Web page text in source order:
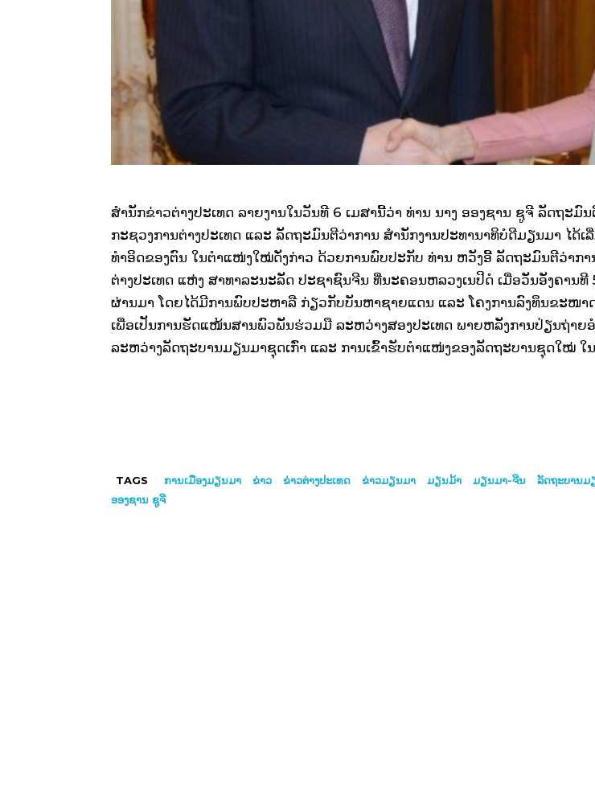
ສຳນັກຂ່າວຕ່າງປະເທດ ລາຍງານໃນວັນທີ 6 ເມສານີ້ວ່າ ທ່ານ ນາງ ອອງຊານ ຊູຈີ ລັດຖະມົນ
ກະຊວງການຕ່າງປະເທດ ແລະ ລັດຖະມົນຕີວ່າການ ສຳນັກງານປະທານາທິບໍດີມຽນມາ ໄດ້ເ
ທຳອິດຂອງຕົນ ໃນຕຳແໜ່ງໃໝ່ດັ່ງກ່າວ ດ້ວຍການພົບປະກັບ ທ່ານ ຫວັງອີ້ ລັດຖະມົນຕີວ່າກາ
ຕ່າງປະເທດ ແຫ່ງ ສາທາລະນະລັດ ປະຊາຊົນຈີນ ທີ່ນະຄອນຫລວງເນປິດໍ ເມື່ອວັນອັງຄານທີ
ຜ່ານມາ ໂດຍໄດ້ມີການພົບປະຫາລື ກ່ຽວກັບບັນຫາຊາຍແດນ ແລະ ໂຄງການລົງທຶນຂະໜ
ເພື່ອເປັນການຮັດແໜ້ນສານພົວພັນຮ່ວມມື ລະຫວ່າງສອງປະເທດ ພາຍຫລັງການປ່ຽນຖ່າຍ
ລະຫວ່າງລັດຖະບານມຽນມາຊຸດເກົ່າ ແລະ ການເຂົ້າຮັບຕຳແໜ່ງຂອງລັດຖະບານຊຸດໃໝ່ ໃ
TAGS ການເມືອງມຽນມາ ຂ່າວ ຂ່າວ​ຕ່າງ​ປະເທດ ຂ່າວມຽນມາ ມຽນມ້າ ມຽນມາ-ຈີນ
ລັດຖະບານມ
ອອງຊານ ຊູ​ຈີ